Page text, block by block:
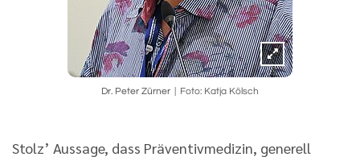
Dr. Peter Zürner Foto: Katja Kölsch
Stolz’ Aussage, dass Präventivmedizin, generell